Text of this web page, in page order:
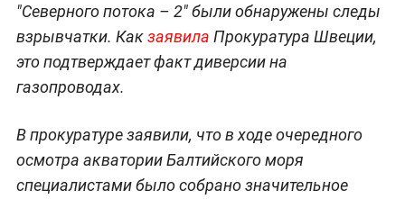
"Северного потока – 2" были обнаружены следы
взрывчатки. Какзаявила Прокуратура Швеции,
это подтверждает факт диверсии на
газопроводах.
В прокуратуре заявили, что в ходе очередного
осмотра акватории Балтийского моря
специалистами было собрано значительное